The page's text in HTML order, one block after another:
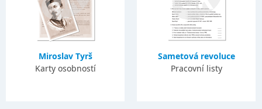
Miroslav Tyrš
Karty osobností
Sametová revoluce
Pracovní listy